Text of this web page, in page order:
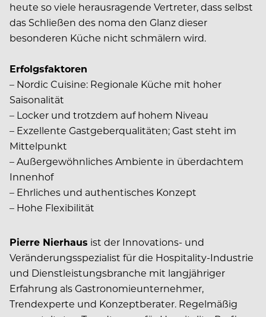
heute so viele herausragende Vertreter, dass selbst
das Schließen des noma den Glanz dieser
besonderen Küche nicht schmälern wird.
Erfolgsfaktoren
– Nordic Cuisine: Regionale Küche mit hoher
Saisonalität
– Locker und trotzdem auf hohem Niveau
– Exzellente Gastgeberqualitäten; Gast steht im
Mittelpunkt
– Außergewöhnliches Ambiente in überdachtem
Innenhof
– Ehrliches und authentisches Konzept
– Hohe Flexibilität
Pierre Nierhaus ist der Innovations- und
Veränderungsspezialist für die Hospitality-Industrie
und Dienstleistungsbranche mit langjähriger
Erfahrung als Gastronomieunternehmer,
Trendexperte und Konzeptberater. Regelmäßig